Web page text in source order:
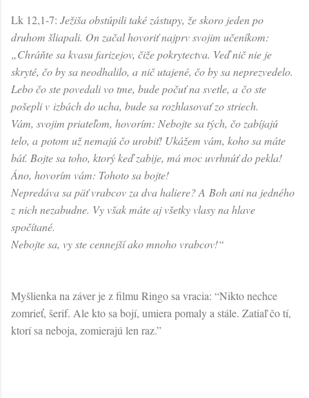
Lk 12,1-7: Ježiša obstúpili také zástupy, že skoro jeden po
druhom šliapali. On začal hovoriť najprv svojim učeníkom:
„Chráňte sa kvasu farizejov, čiže pokrytectva. Veď nič nie je
skryté, čo by sa neodhalilo, a nič utajené, čo by sa neprezvedelo.
Lebo čo ste povedali vo tme, bude počuť na svetle, a čo ste
pošepli v izbách do ucha, bude sa rozhlasovať zo striech.
Vám, svojim priateľom, hovorím: Nebojte sa tých, čo zabíjajú
telo, a potom už nemajú čo urobiť! Ukážem vám, koho sa máte
báť. Bojte sa toho, ktorý keď zabije, má moc uvrhnúť do pekla!
Áno, hovorím vám: Tohoto sa bojte!
Nepredáva sa päť vrabcov za dva haliere? A Boh ani na jedného
z nich nezabudne. Vy však máte aj všetky vlasy na hlave
spočítané.
Nebojte sa, vy ste cennejší ako mnoho vrabcov!“
Myšlienka na záver je z filmu Ringo sa vracia: “Nikto nechce
zomrieť, šerif. Ale kto sa bojí, umiera pomaly a stále. Zatiaľ čo tí,
ktorí sa neboja, zomierajú len raz.”